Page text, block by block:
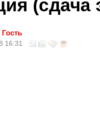
(сдача
Гость
16:31